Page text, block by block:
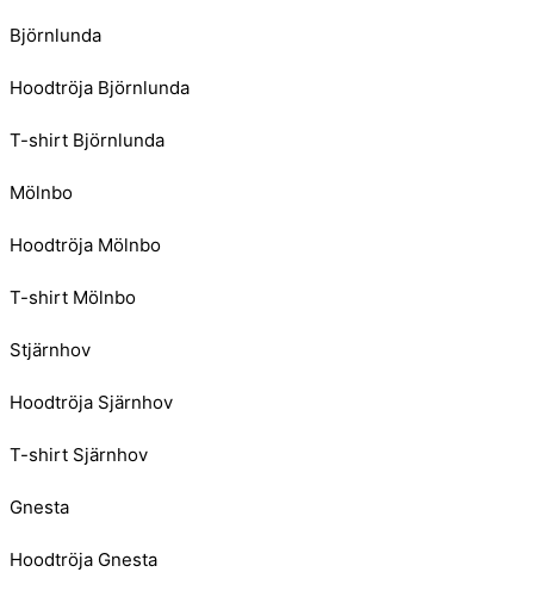
Björnlunda
Hoodtröja Björnlunda
T-shirt Björnlunda
Mölnbo
Hoodtröja Mölnbo
T-shirt Mölnbo
Stjärnhov
Hoodtröja Sjärnhov
T-shirt Sjärnhov
Gnesta
Hoodtröja Gnesta